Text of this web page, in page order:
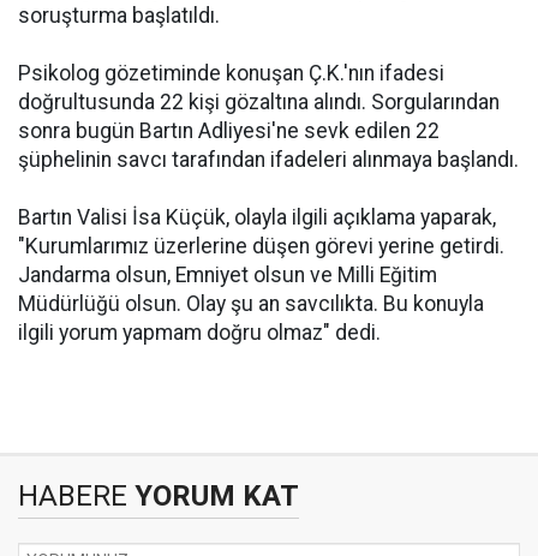
soruşturma başlatıldı.
Psikolog gözetiminde konuşan Ç.K.'nın ifadesi
doğrultusunda 22 kişi gözaltına alındı. Sorgularından
sonra bugün Bartın Adliyesi'ne sevk edilen 22
şüphelinin savcı tarafından ifadeleri alınmaya başlandı.
Bartın Valisi İsa Küçük, olayla ilgili açıklama yaparak,
"Kurumlarımız üzerlerine düşen görevi yerine getirdi.
Jandarma olsun, Emniyet olsun ve Milli Eğitim
Müdürlüğü olsun. Olay şu an savcılıkta. Bu konuyla
ilgili yorum yapmam doğru olmaz" dedi.
HABERE YORUM KAT